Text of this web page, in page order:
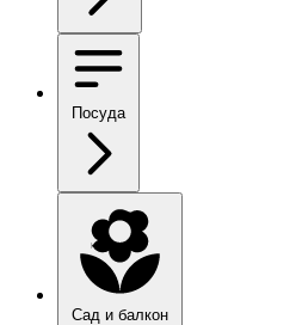
Посуда
Сад и балкон